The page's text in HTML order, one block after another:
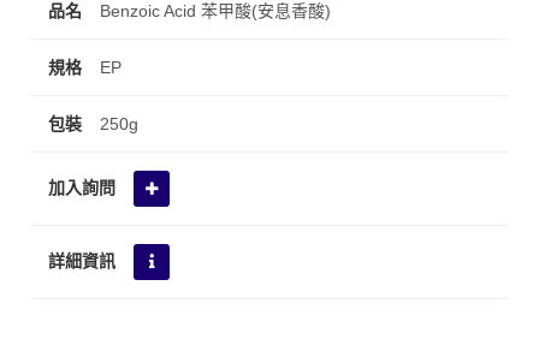
Benzoic Acid 苯甲酸(安息香酸)
EP
250g